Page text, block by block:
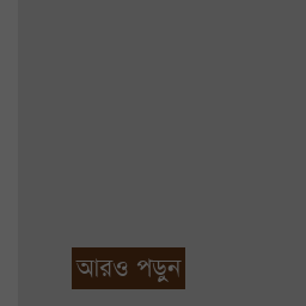
আরও পড়ুন